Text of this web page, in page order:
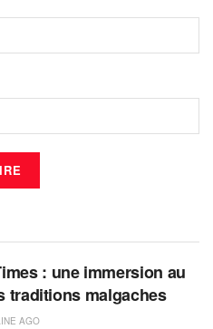
: une immersion au
traditions malgaches
AGO